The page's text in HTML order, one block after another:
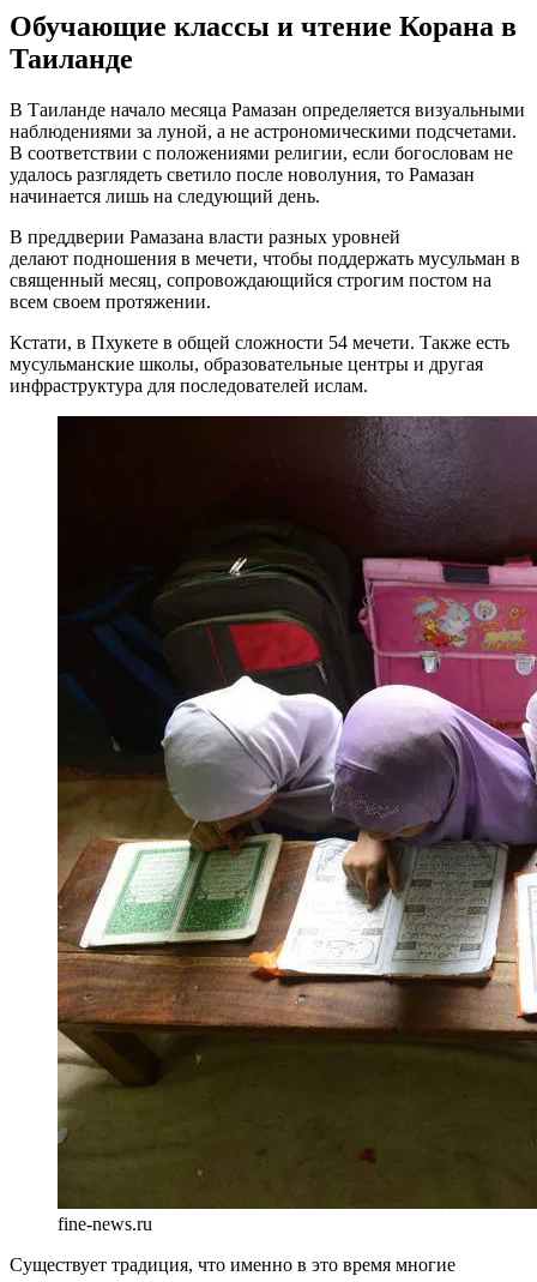
Обучающие классы и чтение Корана в
Таиланде
В Таиланде начало месяца Рамазан определяется визуальными
наблюдениями за луной, а не астрономическими подсчетами.
В соответствии с положениями религии, если богословам не
удалось разглядеть светило после новолуния, то Рамазан
начинается лишь на следующий день.
В преддверии Рамазана власти разных уровней
делают подношения в мечети, чтобы поддержать мусульман в
священный месяц, сопровождающийся строгим постом на
всем своем протяжении.
Кстати, в Пхукете в общей сложности 54 мечети. Также есть
мусульманские школы, образовательные центры и другая
инфраструктура для последователей ислам.
fine-news.ru
Существует традиция, что именно в это время многие